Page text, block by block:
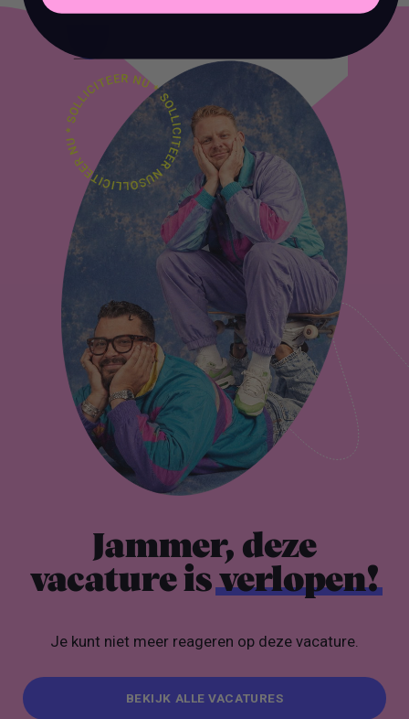
Jammer, deze
vacature isverlopen!
Je kunt niet meer reageren op deze vacature.
BEKIJK ALLE VACATURES